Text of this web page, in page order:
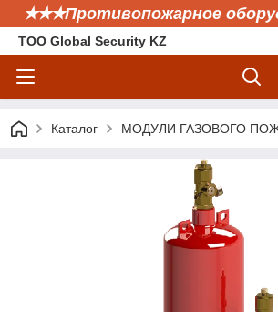
✭✭✭Противопожарное
ТОО Global Security KZ
Каталог МОДУЛИ ГАЗОВОГО